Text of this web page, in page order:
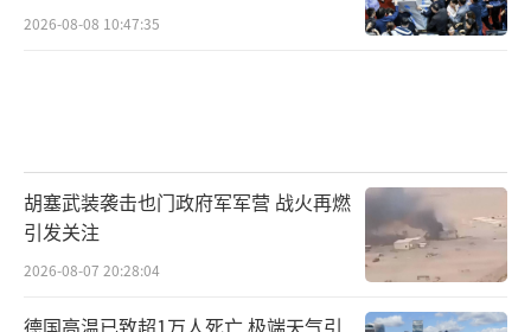
2026-08-08 10:47:35
胡塞武装袭击也门政府军军营 战火再燃
引发关注
2026-08-07 20:28:04